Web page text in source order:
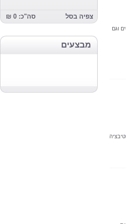
צפיה בסל סה"כ: 0 ₪
מבצעים
וגם
עם מעל 30 משפטי מוטיבציה